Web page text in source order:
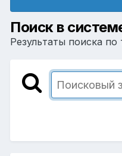
Поиск в
Результаты поиска по